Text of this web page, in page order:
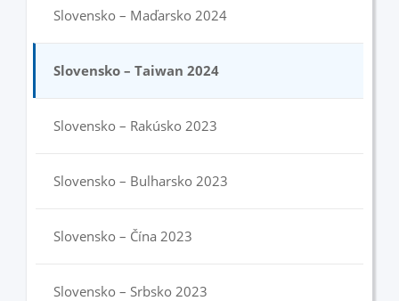
Slovensko – Maďarsko 2024
Slovensko – Taiwan 2024
Slovensko – Rakúsko 2023
Slovensko – Bulharsko 2023
Slovensko – Čína 2023
Slovensko – Srbsko 2023